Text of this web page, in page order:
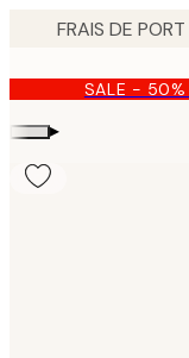
content.SALE - 50%
▸